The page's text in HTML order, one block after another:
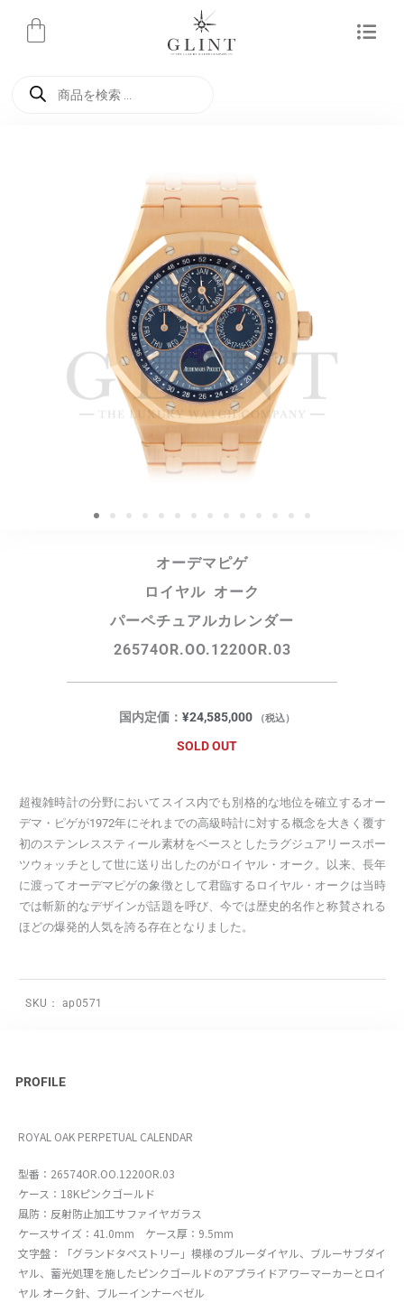
オーデマピゲ
ロイヤル オーク
パーペチュアルカレンダー
26574OR.OO.1220OR.03
国内定価： ¥24,585,000 （税込）
SOLD OUT
超複雑時計の分野においてスイス内でも別格的な地位を確立するオー
デマ・ピゲが1972年にそれまでの高級時計に対する概念を大きく覆す
初のステンレススティール素材をベースとしたラグジュアリースポー
ツウォッチとして世に送り出したのがロイヤル・オーク。以来、長年
に渡ってオーデマピゲの象徴として君臨するロイヤル・オークは当時
では斬新的なデザインが話題を呼び、今では歴史的名作と称賛される
ほどの爆発的人気を誇る存在となりました。
SKU： ap0571
PROFILE
ROYAL OAK PERPETUAL CALENDAR
型番：26574OR.OO.1220OR.03
ケース：18Kピンクゴールド
風防：反射防止加工サファイヤガラス
ケースサイズ：41.0mm ケース厚：9.5mm
文字盤：「グランドタペストリー」模様のブルーダイヤル、ブルーサブダイ
ヤル、蓄光処理を施したピンクゴールドのアプライドアワーマーカーとロイ
ヤル オーク針、ブルーインナーベゼル